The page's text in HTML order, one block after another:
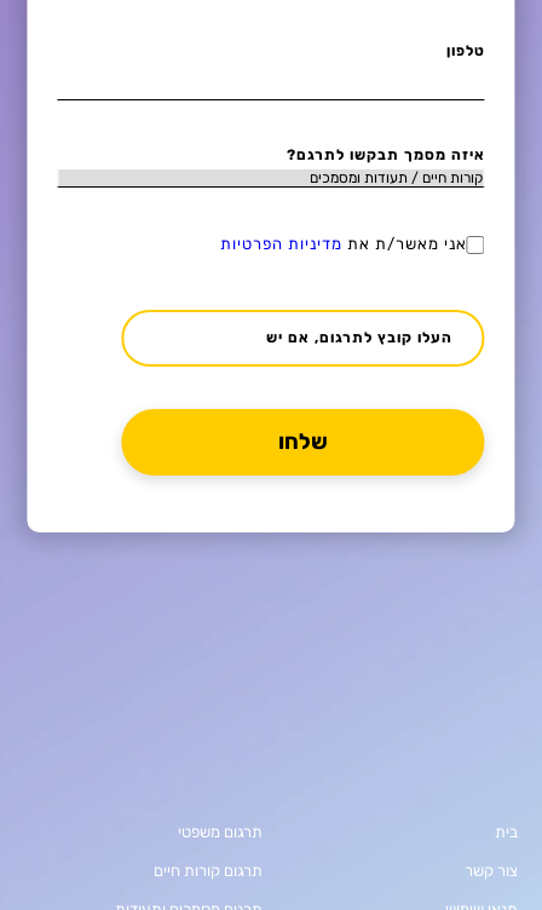
טלפון
איזה מסמך תבקשו לתרגם?
אני מאשר/ת את מדיניות הפרטיות
העלו קובץ לתרגום, אם יש
בית
צור קשר
תרגום משפטי
תרגום קורות חיים